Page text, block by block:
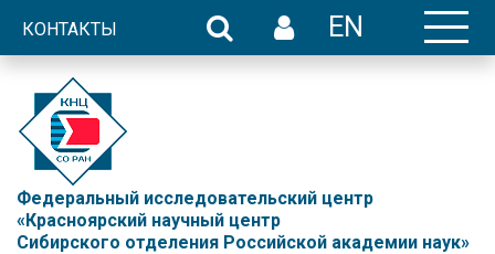
КОНТАКТЫ EN
Федеральный исследовательский центр
«Красноярский научный центр
Сибирского отделения Российской академии наук»